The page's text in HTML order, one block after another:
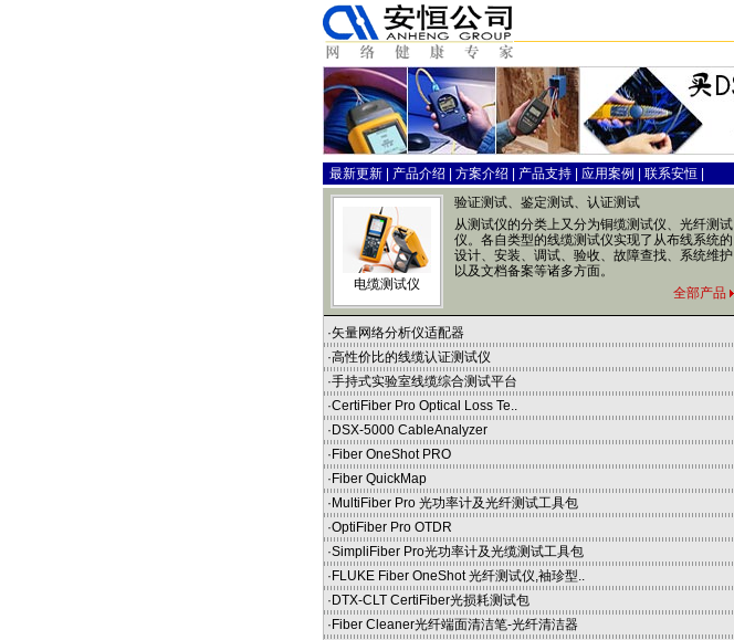
最新更新 产品介绍 方案介绍 产品支持 应用案例 联系安恒
电缆测试仪
验证测试、鉴定测试、认证测试
从测试仪的分类上又分为铜缆测试仪、光纤测试
仪。各自类型的线缆测试仪实现了从布线系统的
设计、安装、调试、验收、故障查找、系统维护
以及文档备案等诸多方面。
全部产品
·矢量网络分析仪适配器
·高性价比的线缆认证测试仪
·手持式实验室线缆综合测试平台
·CertiFiber Pro Optical Loss Te..
· DSX-5000 CableAnalyzer
· Fiber OneShot PRO
· Fiber QuickMap
· MultiFiber Pro 光功率计及光纤测试工具包
·OptiFiber Pro OTDR
·SimpliFiber Pro光功率计及光缆测试工具包
· FLUKE Fiber OneShot 光纤测试仪,袖珍型..
· DTX-CLT CertiFiber光损耗测试包
· Fiber Cleaner光纤端面清洁笔-光纤清洁器